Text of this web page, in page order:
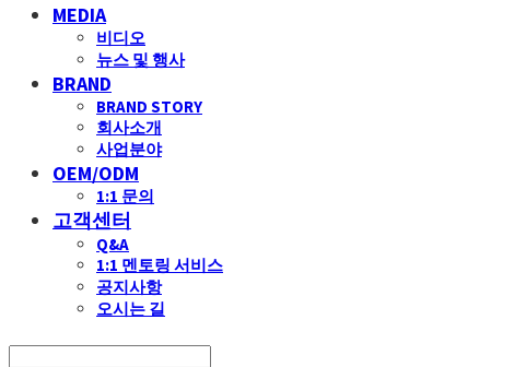
MEDIA
비디오
뉴스 및 행사
BRAND
BRAND STORY
회사소개
사업분야
OEM/ODM
1:1 문의
고객센터
Q&A
1:1 멘토링 서비스
공지사항
오시는 길